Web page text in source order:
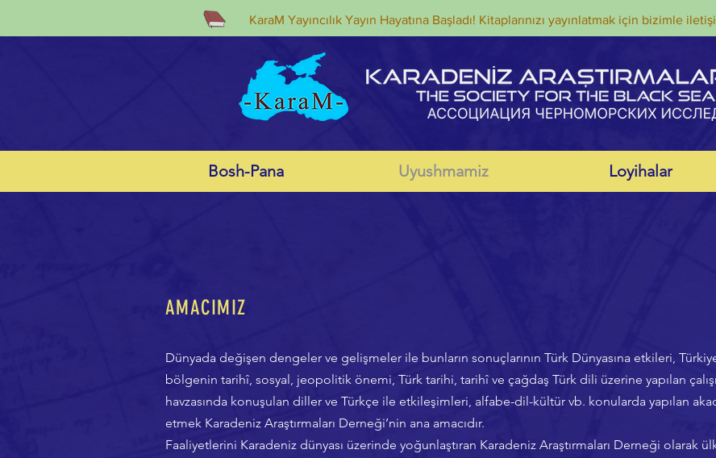
KaraM Yayıncılık Yayın Hayatına Başladı! Kitaplarınızı yayınlatmak için bizimle
Bosh-Pana Uyushmamiz Loyihalar
AMACIMIZ
Dünyada değişen dengeler ve gelişmeler ile bunların sonuçlarının Türk Dünyasına etkileri,
bölgenin tarihî, sosyal, jeopolitik önemi, Türk tarihi, tarihî ve çağdaş Türk dili üzerine yapılan
havzasında konuşulan diller ve Türkçe ile etkileşimleri, alfabe-dil-kültür vb. konularda yapılan
etmek Karadeniz Araştırmaları Derneği’nin ana amacıdır.
Faaliyetlerini Karadeniz dünyası üzerinde yoğunlaştıran Karadeniz Araştırmaları Derneği olarak